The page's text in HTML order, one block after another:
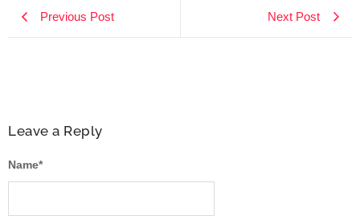
Previous Post Next Post
Leave a Reply
Name*